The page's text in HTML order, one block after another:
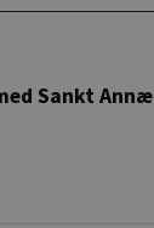
Sankt Annæ